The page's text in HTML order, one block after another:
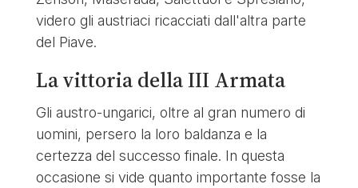
videro gli austriaci ricacciati dall'altra parte
del Piave.
La vittoria della III Armata
Gli austro-ungarici, oltre al gran numero di
uomini, persero la loro baldanza e la
certezza del successo finale. In questa
occasione si vide quanto importante fosse la